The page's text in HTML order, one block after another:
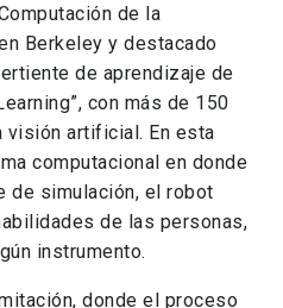
de la
Berkeley y destacado
de aprendizaje de
con más de 150
visión artificial. En esta
computacional en donde
de simulación, el robot
de las personas,
instrumento.
donde el proceso